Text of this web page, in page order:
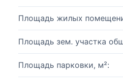
Площадь жилых
Площадь зем. участка
Площадь парковки, м²: